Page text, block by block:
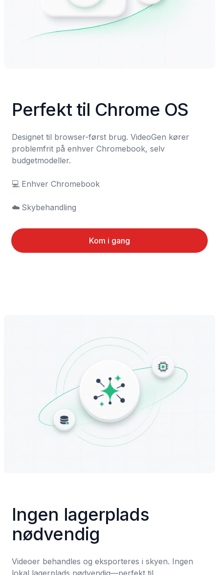
Perfekt til Chrome OS
Designet til browser-først brug. VideoGen kører
problemfrit på enhver Chromebook, selv
budgetmodeller.
💻	Enhver Chromebook
☁️	Skybehandling
Kom i gang
Ingen lagerplads
nødvendig
Videoer behandles og eksporteres i skyen. Ingen
lokal lagerplads nødvendig—perfekt til